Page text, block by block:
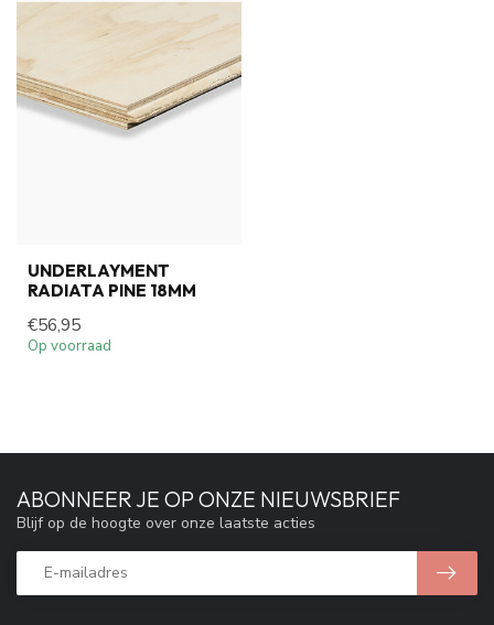
UNDERLAYMENT
RADIATA PINE 18MM
€56,95
Op voorraad
ABONNEER JE OP ONZE NIEUWSBRIEF
Blijf op de hoogte over onze laatste acties